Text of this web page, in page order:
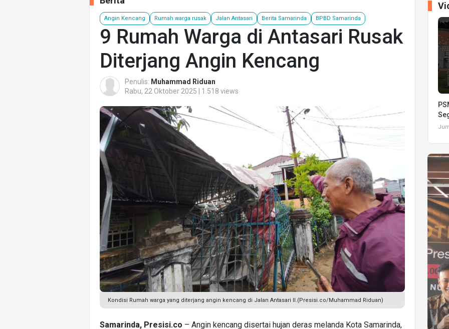
Angin Kencang Rumah warga rusak Jalan Antasari Berita Samarinda BPBD Samarinda
9 Rumah Warga di Antasari Rusak
Diterjang Angin Kencang
Penulis: Muhammad Riduan
Rabu, 22 Oktober 2025 | 1.518 views
Kondisi Rumah warga yang diterjang angin kencang di Jalan Antasari II.(Presisi.co/Muhammad Riduan)
Samarinda, Presisi.co – Angin kencang disertai hujan deras melanda Kota Samarinda,